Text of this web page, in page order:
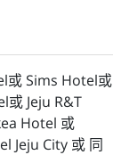
或 Sims Hotel或
或 Jeju R&T
Hotel 或
Jeju City 或 同